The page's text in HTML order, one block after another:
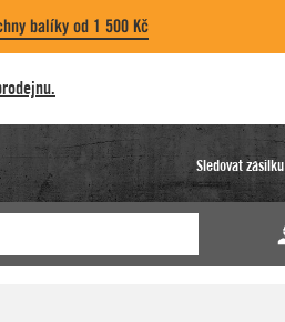
balíky od 1 500 Kč
Sledovat zásilku